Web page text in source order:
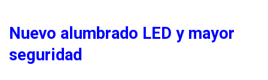
Nuevo alumbrado LED y mayor
seguridad